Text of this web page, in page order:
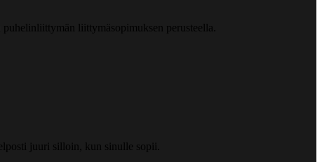
liittymäsopimuksen perusteella.
juuri silloin, kun sinulle sopii.